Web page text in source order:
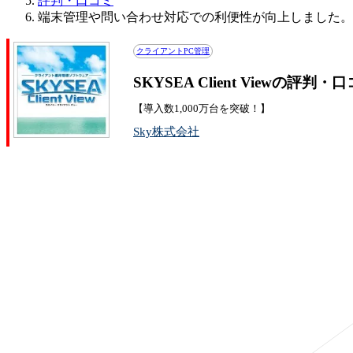
端末管理や問い合わせ対応での利便性が向上しました。
クライアントPC管理
SKYSEA Client Viewの評判・口
【導入数1,000万台を突破！】
Sky株式会社